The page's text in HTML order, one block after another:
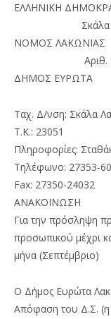
Σκάλα 31/
Αριθ.
ΔΗΜΟΣ ΕΥΡΩΤΑ
Ταχ. Δ/νση: Σκάλα
Τ.Κ.: 23051
Πληροφορίες:
Τηλέφωνο: 27353-
Fax: 27350-24032
ΑΝΑΚΟΙΝΩΣΗ
Για την πρόσληψη
προσωπικού μέχρι
μήνα (Σεπτέμβριο)
Ο Δήμος Ευρώτα
Απόφαση του Δ.Σ. (η